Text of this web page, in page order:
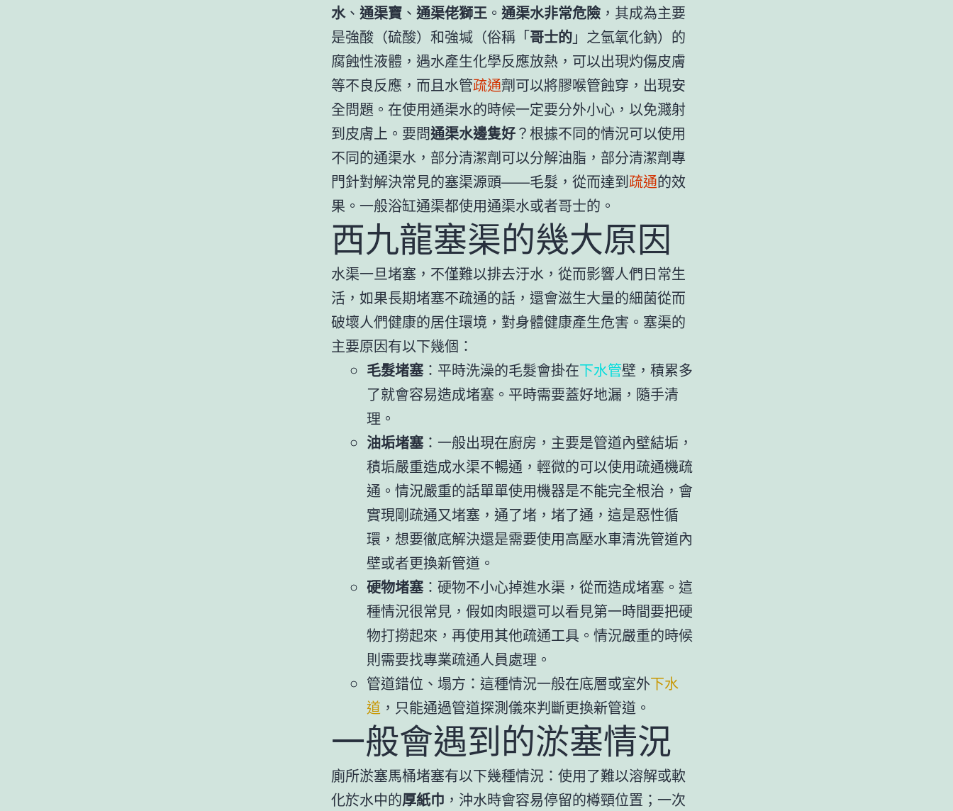
水、 通渠寶 、 通渠佬獅王 。 通渠水非常危險 ，其成為主要
是強酸（硫酸）和強堿（俗稱「哥士的」之氫氧化鈉）的
腐蝕性液體，遇水產生化學反應放熱，可以出現灼傷皮膚
等不良反應，而且水管疏通劑可以將膠喉管蝕穿，出現安
全問題。在使用通渠水的時候一定要分外小心，以免濺射
到皮膚上。要問通渠水邊隻好？根據不同的情況可以使用
不同的通渠水，部分清潔劑可以分解油脂，部分清潔劑專
門針對解決常見的塞渠源頭——毛髮，從而達到疏通的效
果。一般浴缸通渠都使用通渠水或者哥士的。
西九龍塞渠的幾大原因
水渠一旦堵塞，不僅難以排去汙水，從而影響人們日常生
活，如果長期堵塞不疏通的話，還會滋生大量的細菌從而
破壞人們健康的居住環境，對身體健康產生危害。塞渠的
主要原因有以下幾個：
毛髮堵塞：平時洗澡的毛髮會掛在下水管壁，積累多
了就會容易造成堵塞。平時需要蓋好地漏，隨手清
理。
油垢堵塞：一般出現在廚房，主要是管道內壁結垢，
積垢嚴重造成水渠不暢通，輕微的可以使用疏通機疏
通。情況嚴重的話單單使用機器是不能完全根治，會
實現剛疏通又堵塞，通了堵，堵了通，這是惡性循
環，想要徹底解決還是需要使用高壓水車清洗管道內
壁或者更換新管道。
硬物堵塞：硬物不小心掉進水渠，從而造成堵塞。這
種情況很常見，假如肉眼還可以看見第一時間要把硬
物打撈起來，再使用其他疏通工具。情況嚴重的時候
則需要找專業疏通人員處理。
管道錯位、塌方：這種情況一般在底層或室外下水
道 ，只能通過管道探測儀來判斷更換新管道。
一般會遇到的淤塞情況
廁所淤塞馬桶堵塞有以下幾種情況：使用了難以溶解或軟
化於水中的厚紙巾 ，沖水時會容易停留的樽頸位置；一次